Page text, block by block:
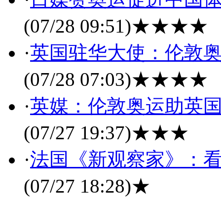
(07/28 09:51)★★★★
·英国驻华大使：伦敦
(07/28 07:03)★★★★
·英媒：伦敦奥运助英
(07/27 19:37)★★★
·法国《新观察家》：
(07/27 18:28)★